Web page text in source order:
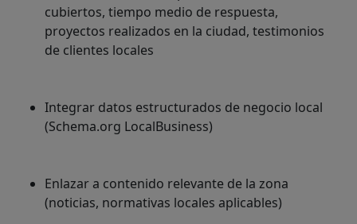
cubiertos, tiempo medio de respuesta,
proyectos realizados en la ciudad, testimonios
de clientes locales
Integrar datos estructurados de negocio local
(Schema.org LocalBusiness)
Enlazar a contenido relevante de la zona
(noticias, normativas locales aplicables)